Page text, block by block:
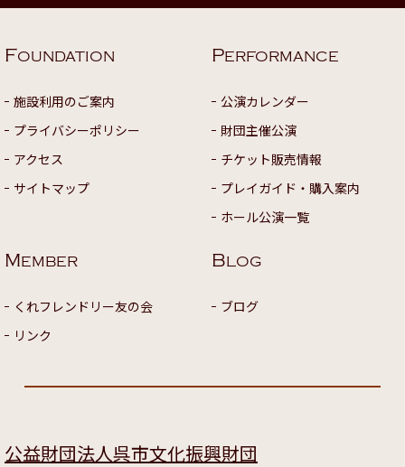
FOUNDATION
施設利用のご案内
プライバシーポリシー
アクセス
サイトマップ
PERFORMANCE
公演カレンダー
財団主催公演
チケット販売情報
プレイガイド・購入案内
ホール公演一覧
MEMBER
くれフレンドリー友の会
リンク
BLOG
ブログ
公益財団法人呉市文化振興財団